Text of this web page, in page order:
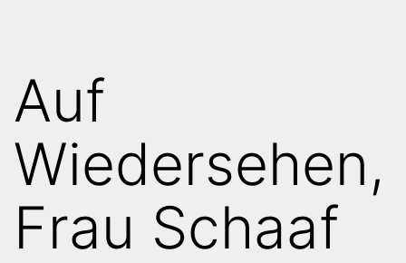
Auf
Wiedersehen,
Frau Schaaf